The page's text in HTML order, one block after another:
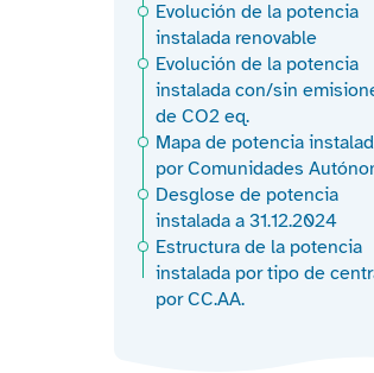
Evolución de la potencia
instalada renovable
Evolución de la potencia
instalada con/sin
de CO2 eq.
Mapa de potencia
por Comunidades
Desglose de potencia
instalada a 31.12.2024
Estructura de la potencia
instalada por tipo de
por CC.AA.